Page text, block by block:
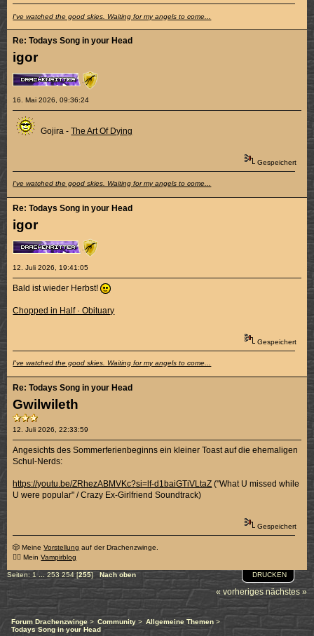
I've watched the good skies. Waiting for my angels to come...
igor
16. Mai 2026, 09:36:24
Re: Todays Song in your Head
Gojira -The Art Of Dying
Gespeichert
I've watched the good skies. Waiting for my angels to come...
igor
12. Juli 2026, 19:41:05
Re: Todays Song in your Head
Bald ist wieder Herbst!
Chopped in Half · Obituary
Gespeichert
I've watched the good skies. Waiting for my angels to come...
Gwilwileth
12. Juli 2026, 22:33:59
Re: Todays Song in your Head
Angesichts des Sommerferienbeginns ein kleiner Toast auf die ehemaligen
Schul-Nerds:
https://youtu.be/ZRhezABMVKc?si=lf-d1baiGTiVLtaZ ("What U missed while
U were popular" / Crazy Ex-Girlfriend Soundtrack)
Gespeichert
🎲 MeineVorstellung auf der Drachenzwinge.
🧛‍♂️ MeinVampirblog
DRUCKEN
Seiten: 1 ... 253 254[255]Nach oben
« vorheriges nächstes »
Forum Drachenzwinge > Community> Allgemeine Themen>
Todays Song in your Head